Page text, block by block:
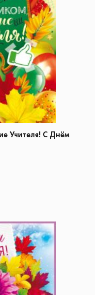
Учителя! С Днём